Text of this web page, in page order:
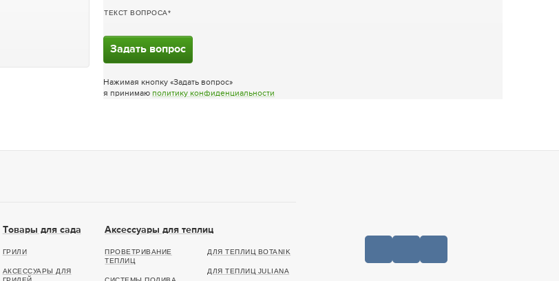
ТЕКСТ ВОПРОСА
Задать вопрос
Нажимая кнопку «Задать вопрос»
я принимаю политику конфиденциальности
Товары для сада
ГРИЛИ
АКСЕССУАРЫ ДЛЯ
Аксессуары для теплиц
ПРОВЕТРИВАНИЕ
ТЕПЛИЦ
ДЛЯ ТЕПЛИЦ BOTANIK
ДЛЯ ТЕПЛИЦ JULIANA